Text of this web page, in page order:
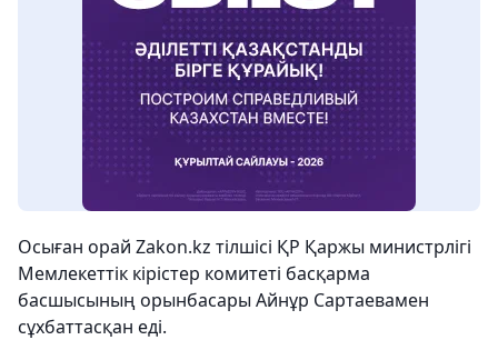
Осыған орай Zakon.kz тілшісі ҚР Қаржы министрлігі
Мемлекеттік кірістер комитеті басқарма
басшысының орынбасары Айнұр Сартаевамен
сұхбаттасқан еді.